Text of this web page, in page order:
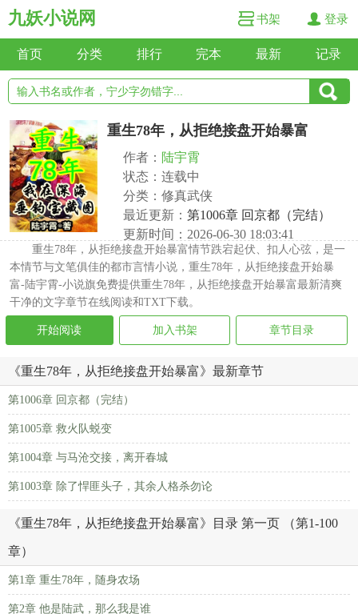
九妖小说网 书架 登录
首页 分类 排行 完本 最新 记录
重生78年，从拒绝接盘开始暴富
作者： 陆宇霄
状态：连载中
分类：修真武侠
最近更新： 第1006章 回京都（完结）
更新时间：2026-06-30 18:03:41
重生78年，从拒绝接盘开始暴富情节跌宕起伏、扣人心弦，是一
本情节与文笔俱佳的都市言情小说，重生78年，从拒绝接盘开始暴
富-陆宇霄-小说旗免费提供重生78年，从拒绝接盘开始暴富最新清爽
干净的文字章节在线阅读和TXT下载。
开始阅读 加入书架 章节目录
《重生78年，从拒绝接盘开始暴富》最新章节
第1006章 回京都（完结）
第1005章 救火队蜕变
第1004章 与马沧交接，离开春城
第1003章 除了悍匪头子，其余人格杀勿论
《重生78年，从拒绝接盘开始暴富》目录 第一页 （第1-100
章）
第1章 重生78年，随身农场
第2章 他是陆武，那么我是谁